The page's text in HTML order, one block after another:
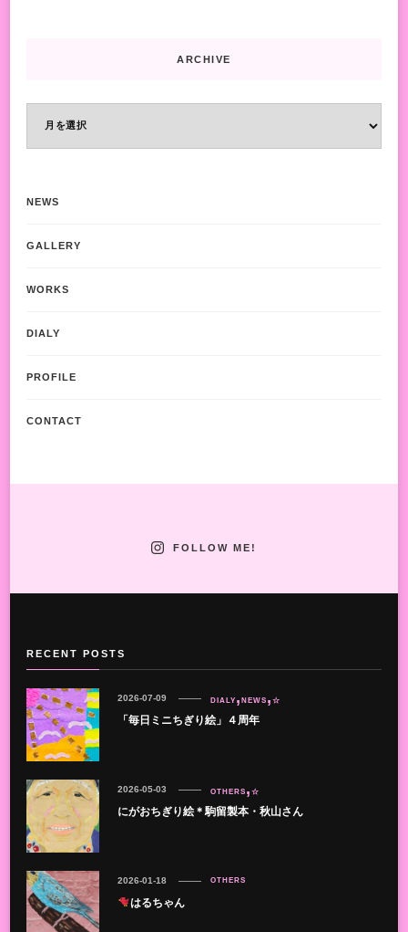
ARCHIVE
NEWS
GALLERY
WORKS
DIALY
PROFILE
CONTACT
FOLLOW ME!
RECENT POSTS
DIALY NEWS ☆
「毎日ミニちぎり絵」４周年
2026-07-09
OTHERS ☆
にがおちぎり絵＊駒留製本・秋山さん
2026-05-03
OTHERS
はるちゃん
2026-01-18